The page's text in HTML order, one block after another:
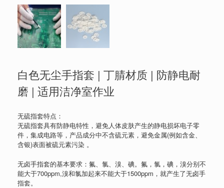
白色无尘手指套 | 丁腈材质 | 防静电耐
磨 | 适用洁净室作业
无硫指套特点：
无硫指套具有防静电特性，避免人体皮肤产生的静电损坏电子零
件，集成电路等，产品成分中不含硫元素，避免金属(例如含金、
含银)表面被硫元素污染 。
无卤手指套的基本要求：氟、氯、溴、碘。氟，氯，碘，溴分别不
能大于700ppm,溴和氯加起来不能大于1500ppm，就产生了无卤手
指套。